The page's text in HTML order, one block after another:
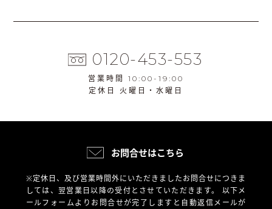
0120-453-553
営業時間 10:00-19:00
定休日 火曜日・水曜日
お問合せはこちら
※定休日、及び営業時間外にいただきましたお問合せにつきま
しては、翌営業日以降の受付とさせていただきます。 以下メ
ールフォームよりお問合せが完了しますと自動返信メールが